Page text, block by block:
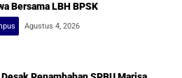
Bersama LBH BPSK
Agustus 4, 2026